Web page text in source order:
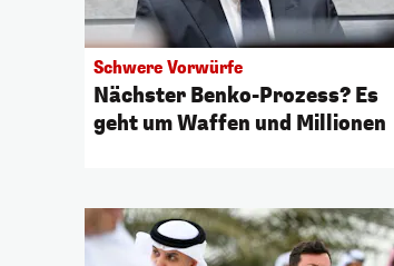
Schwere Vorwürfe
Nächster Benko-Prozess? Es
geht um Waffen und Millionen